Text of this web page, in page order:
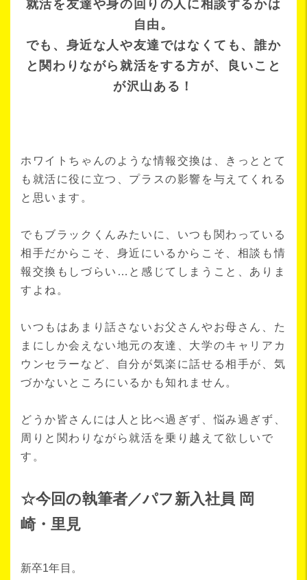
就活を友達や身の回りの人に相談するかは
自由。
でも、身近な人や友達ではなくても、誰か
と関わりながら就活をする方が、良いこと
が沢山ある！
ホワイトちゃんのような情報交換は、きっととて
も就活に役に立つ、プラスの影響を与えてくれる
と思います。
でもブラックくんみたいに、いつも関わっている
相手だからこそ、身近にいるからこそ、相談も情
報交換もしづらい…と感じてしまうこと、ありま
すよね。
いつもはあまり話さないお父さんやお母さん、た
まにしか会えない地元の友達、大学のキャリアカ
ウンセラーなど、自分が気楽に話せる相手が、気
づかないところにいるかも知れません。
どうか皆さんには人と比べ過ぎず、悩み過ぎず、
周りと関わりながら就活を乗り越えて欲しいで
す。
☆今回の執筆者／パフ新入社員 岡
崎・里見
新卒1年目。